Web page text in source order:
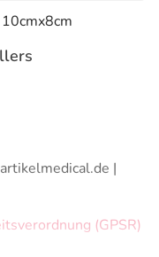
|
(GPSR)